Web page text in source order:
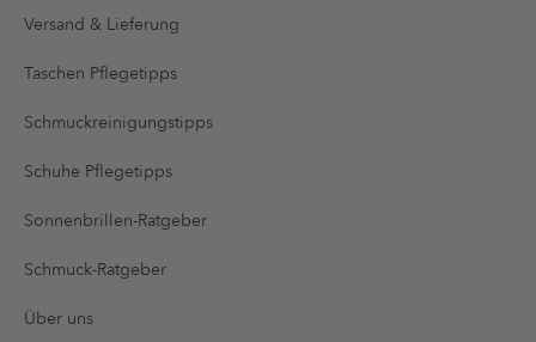
Versand & Lieferung
Taschen Pflegetipps
Schmuckreinigungstipps
Schuhe Pflegetipps
Sonnenbrillen-Ratgeber
Schmuck-Ratgeber
Über uns